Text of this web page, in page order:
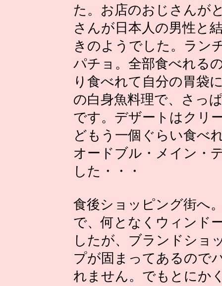
た。お店のおじさんが
さんが日本人の男性と
きのようでした。ラン
パチョ。全部食べれる
り食べれて自分の胃袋
の白身魚料理で、さっ
です。デザートはクリ
どもう一個ぐらい食べ
オードブル・メイン・
した・・・
食後ショッピング街へ
で、何となくウィンド
したが、ブランドショ
プが固まってあるので
れません。でもとにか